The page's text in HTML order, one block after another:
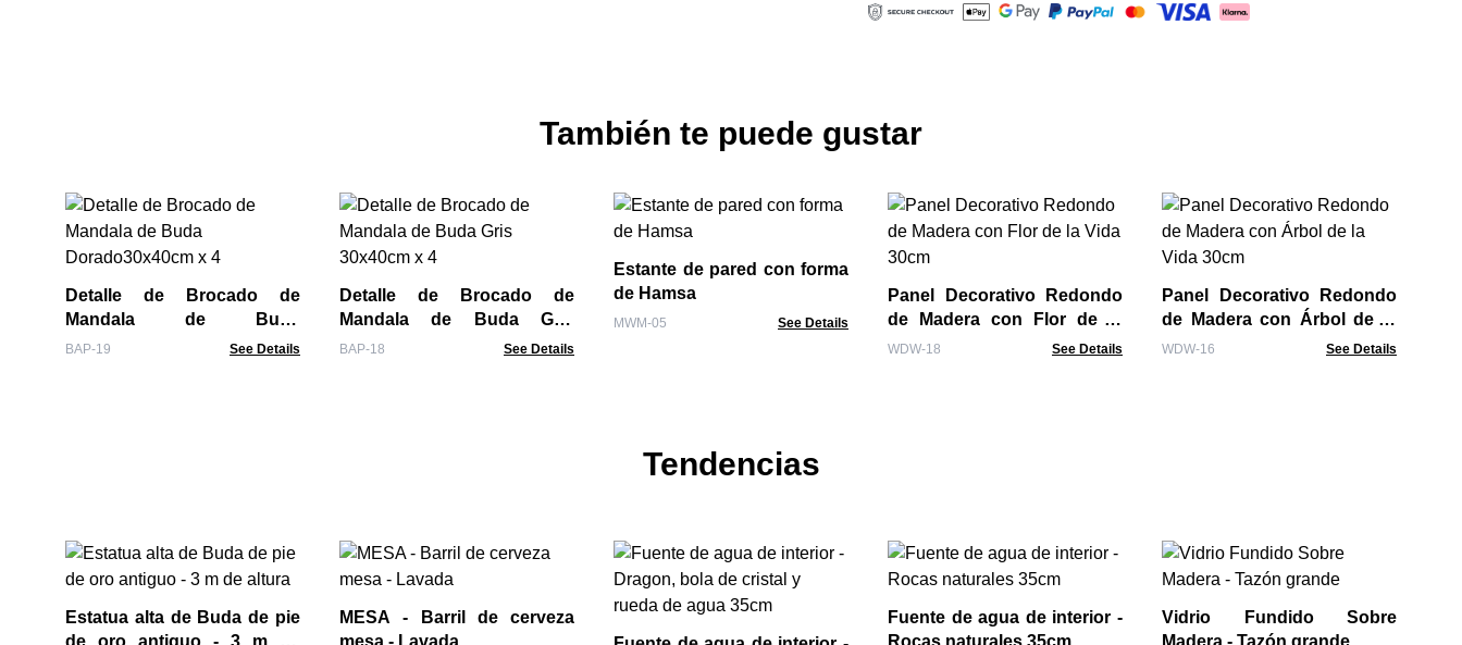
También te puede gustar
Detalle de Brocado de
Mandala de Buda
Dorado30x40cm x 4
BAP-19 See Details
Detalle de Brocado de
Mandala de Buda Gris
30x40cm x 4
BAP-18 See Details
Estante de pared con forma
de Hamsa
MWM-05 See Details
Panel Decorativo Redondo
de Madera con Flor de la
Vida 30cm
WDW-18 See Details
Panel Decorativo Redondo
de Madera con Árbol de la
Vida 30cm
WDW-16 See Details
Tendencias
Estatua alta de Buda de pie
de oro antiguo - 3 m de
MESA - Barril de cerveza
mesa - Lavada
Fuente de agua de interior -
Rocas naturales 35cm
Vidrio Fundido Sobre
Madera - Tazón grande